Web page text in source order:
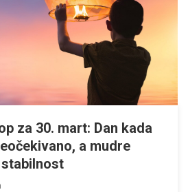
za 30. mart: Dan kada
a mudre